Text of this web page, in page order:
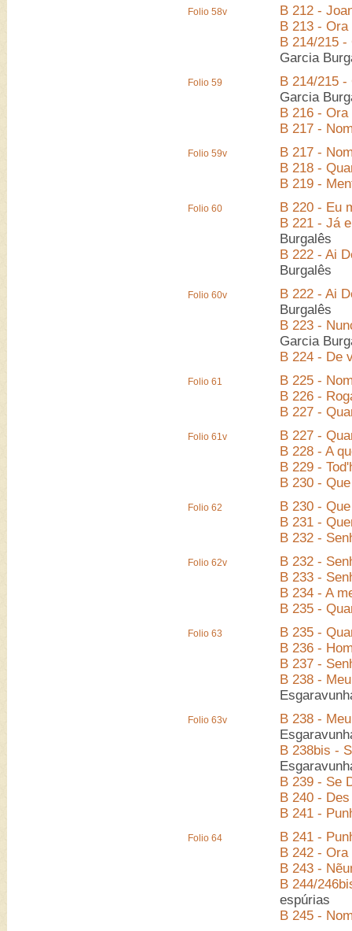
Folio 58v
B 212 -
B 213 -
B 214/215
Garcia
Folio 59
B 214/215
Garcia
B 216 -
B 217 -
Folio 59v
B 217 -
B 218 -
B 219 -
Folio 60
B 220 - Eu
B 221 - Já
Burgalês
B 222 - Ai
Burgalês
Folio 60v
B 222 - Ai
Burgalês
B 223 -
Garcia
B 224 - De
Folio 61
B 225 -
B 226 -
B 227 -
Folio 61v
B 227 -
B 228 - A
B 229 -
B 230 -
Folio 62
B 230 -
B 231 -
B 232 -
Folio 62v
B 232 -
B 233 -
B 234 - A
B 235 -
Folio 63
B 235 -
B 236 -
B 237 -
B 238 -
Folio 63v
B 238 -
B 238bis -
B 239 - Se
B 240 -
B 241 -
Folio 64
B 241 -
B 242 -
B 243 -
B 244/
espúrias
B 245 -